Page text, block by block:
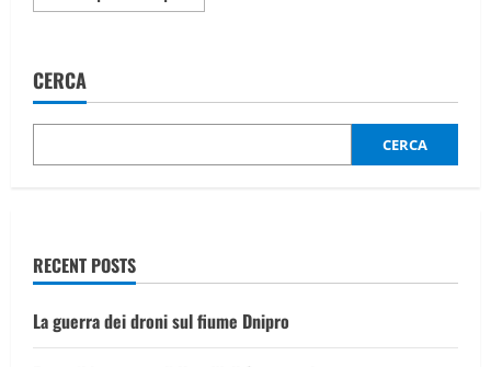
informazioni
Roma
per
e
CERCA
CERCA
RECENT POSTS
La guerra dei droni sul fiume Dnipro